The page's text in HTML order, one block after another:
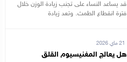
قد يساعد النساء على تجنب زيادة الوزن خلال
فترة انقطاع الطمث. وتعد زيادة
هل يعالج المغنيسيوم القلق